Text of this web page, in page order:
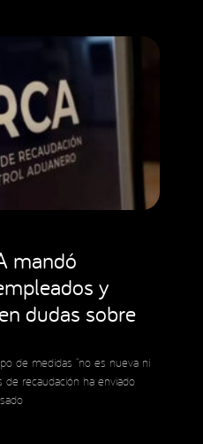
mandó
y
dudas sobre
de medidas “no es nueva ni
de recaudación ha enviado